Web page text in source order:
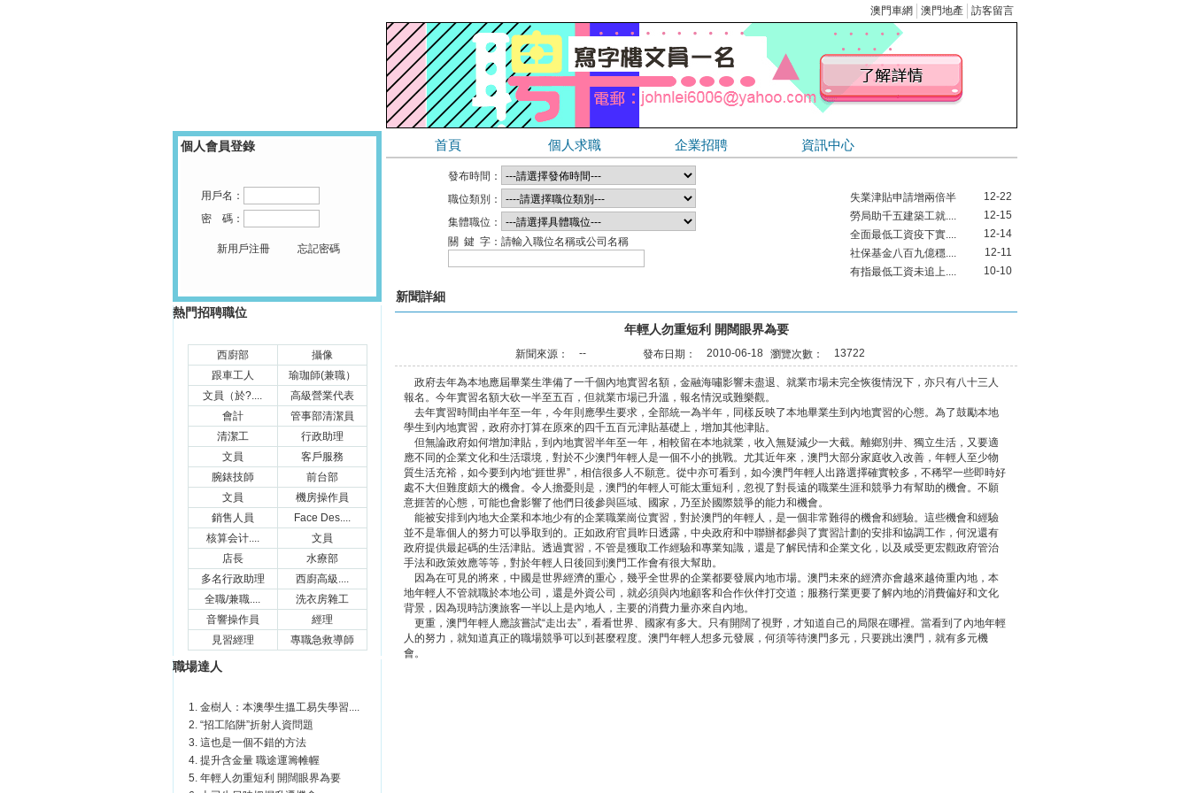
訪客留言
澳門地產
澳門車網
首頁 個人求職 企業招聘 資訊中心
發布時間：
職位類別：
集體職位：
關 鍵 字： 請輸入職位名稱或公司名稱
失業津貼申請增兩倍半
12-22
勞局助千五建築工就....
12-15
全面最低工資疫下實....
12-14
社保基金八百九億穩....
12-11
有指最低工資未追上....
10-10
市場利好 成交量料回升
「民眾講壇」指最低工....
03-25
二月份消費物價指數....
正對有關兩工種最低....
11-02
澳總體失業率維持1.....
09-29
今年5月至7月總體失....
09-05
勞工局指地盤工人遭....
08-10
五月份參團旅客按年....
07-24
《最低工資》法案 諮詢....
06-19
澳失業率降至1.8% 總....
03-20
新聞詳細
年輕人勿重短利 開闊眼界為要
新聞來源： -- 發布日期： 2010-06-18 瀏覽次數： 13722
政府去年為本地應屆畢業生準備了一千個內地實習名額，金融海嘯影響未盡退、就業市場未完全恢復情況下，亦只有八十三人
報名。今年實習名額大砍一半至五百，但就業市場已升溫，報名情況或難樂觀。
去年實習時間由半年至一年，今年則應學生要求，全部統一為半年，同樣反映了本地畢業生到內地實習的心態。為了鼓勵本地
學生到內地實習，政府亦打算在原來的四千五百元津貼基礎上，增加其他津貼。
但無論政府如何增加津貼，到內地實習半年至一年，相較留在本地就業，收入無疑減少一大截。離鄉別井、獨立生活，又要適
應不同的企業文化和生活環境，對於不少澳門年輕人是一個不小的挑戰。尤其近年來，澳門大部分家庭收入改善，年輕人至少物
質生活充裕，如今要到內地“捱世界”，相信很多人不願意。從中亦可看到，如今澳門年輕人出路選擇確實較多，不稀罕一些即時好
處不大但難度頗大的機會。令人擔憂則是，澳門的年輕人可能太重短利，忽視了對長遠的職業生涯和競爭力有幫助的機會。不願
意捱苦的心態，可能也會影響了他們日後參與區域、國家，乃至於國際競爭的能力和機會。
能被安排到內地大企業和本地少有的企業職業崗位實習，對於澳門的年輕人，是一個非常難得的機會和經驗。這些機會和經驗
並不是靠個人的努力可以爭取到的。正如政府官員昨日透露，中央政府和中聯辦都參與了實習計劃的安排和協調工作，何況還有
政府提供最起碼的生活津貼。透過實習，不管是獲取工作經驗和專業知識，還是了解民情和企業文化，以及咸受更宏觀政府管治
手法和政策效應等等，對於年輕人日後回到澳門工作會有很大幫助。
因為在可見的將來，中國是世界經濟的重心，幾乎全世界的企業都要發展內地市場。澳門未來的經濟亦會越來越倚重內地，本
地年輕人不管就職於本地公司，還是外資公司，就必須與內地顧客和合作伙伴打交道；服務行業更要了解內地的消費偏好和文化
背景，因為現時訪澳旅客一半以上是內地人，主要的消費力量亦來自內地。
更重，澳門年輕人應該嘗試“走出去”，看看世界、國家有多大。只有開闊了視野，才知道自己的局限在哪裡。當看到了內地年輕
人的努力，就知道真正的職場競爭可以到甚麼程度。澳門年輕人想多元發展，何須等待澳門多元，只要跳出澳門，就有多元機
會。
個人會員登錄
用戶名：
密 碼：
新用戶注冊 忘記密碼
熱門招聘職位
西廚部
攝像
跟車工人
瑜珈師(兼職）
文員（於?....
高級營業代表
會計
管事部清潔員
清潔工
行政助理
文員
客戶服務
腕錶技師
前台部
文員
機房操作員
銷售人員
Face Des....
核算会计....
文員
店長
水療部
多名行政助理
西廚高級....
全職/兼職....
洗衣房雜工
音響操作員
經理
見習經理
專職急救導師
職場達人
金樹人：本澳學生搵工易失學習....
“招工陷阱”折射人資問題
這也是一個不錯的方法
提升含金量 職途運籌帷幄
年輕人勿重短利 開闊眼界為要